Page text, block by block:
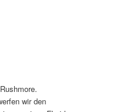
wir den